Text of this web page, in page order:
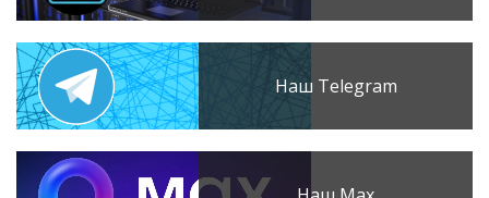
Наш Telegram